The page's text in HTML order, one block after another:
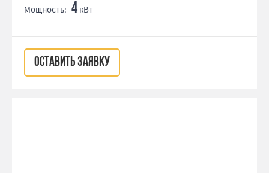
Мощность: 4 кВт
ОСТАВИТЬ ЗАЯВКУ